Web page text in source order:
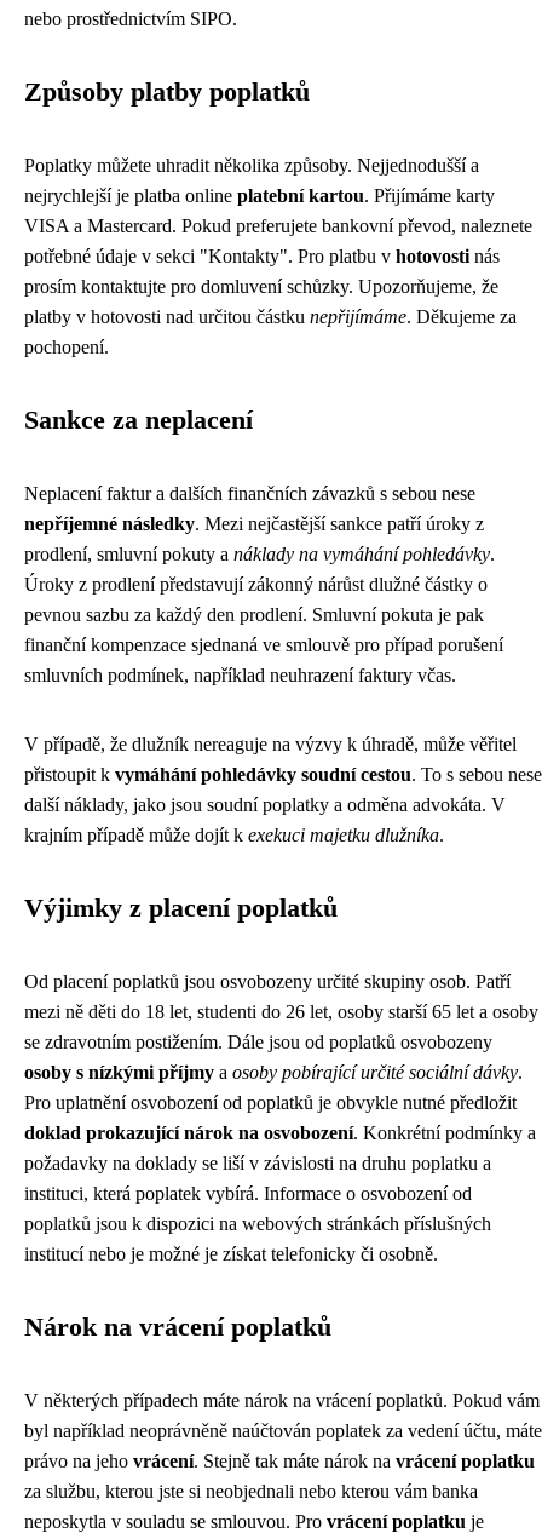
nebo prostřednictvím SIPO.
Způsoby platby poplatků
Poplatky můžete uhradit několika způsoby. Nejjednodušší a
nejrychlejší je platba online platební kartou. Přijímáme karty
VISA a Mastercard. Pokud preferujete bankovní převod, naleznete
potřebné údaje v sekci "Kontakty". Pro platbu v hotovosti nás
prosím kontaktujte pro domluvení schůzky. Upozorňujeme, že
platby v hotovosti nad určitou částku nepřijímáme. Děkujeme za
pochopení.
Sankce za neplacení
Neplacení faktur a dalších finančních závazků s sebou nese
nepříjemné následky. Mezi nejčastější sankce patří úroky z
prodlení, smluvní pokuty a náklady na vymáhání pohledávky.
Úroky z prodlení představují zákonný nárůst dlužné částky o
pevnou sazbu za každý den prodlení. Smluvní pokuta je pak
finanční kompenzace sjednaná ve smlouvě pro případ porušení
smluvních podmínek, například neuhrazení faktury včas.
V případě, že dlužník nereaguje na výzvy k úhradě, může věřitel
přistoupit k vymáhání pohledávky soudní cestou. To s sebou nese
další náklady, jako jsou soudní poplatky a odměna advokáta. V
krajním případě může dojít k exekuci majetku dlužníka.
Výjimky z placení poplatků
Od placení poplatků jsou osvobozeny určité skupiny osob. Patří
mezi ně děti do 18 let, studenti do 26 let, osoby starší 65 let a osoby
se zdravotním postižením. Dále jsou od poplatků osvobozeny
osoby s nízkými příjmy a osoby pobírající určité sociální dávky.
Pro uplatnění osvobození od poplatků je obvykle nutné předložit
doklad prokazující nárok na osvobození. Konkrétní podmínky a
požadavky na doklady se liší v závislosti na druhu poplatku a
instituci, která poplatek vybírá. Informace o osvobození od
poplatků jsou k dispozici na webových stránkách příslušných
institucí nebo je možné je získat telefonicky či osobně.
Nárok na vrácení poplatků
V některých případech máte nárok na vrácení poplatků. Pokud vám
byl například neoprávněně naúčtován poplatek za vedení účtu, máte
právo na jeho vrácení. Stejně tak máte nárok na vrácení poplatku
za službu, kterou jste si neobjednali nebo kterou vám banka
neposkytla v souladu se smlouvou. Pro vrácení poplatku je